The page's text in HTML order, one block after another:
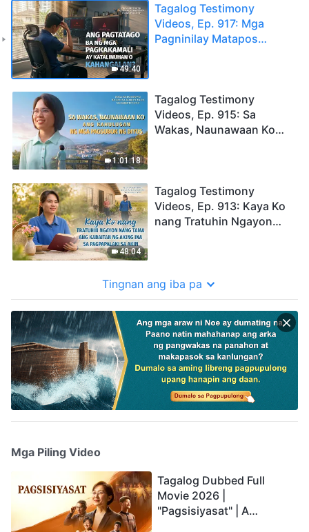
49:40
Tagalog Testimony
Videos, Ep. 917: Mga
Pagninilay Matapos
1:01:18
Tagalog Testimony
Videos, Ep. 915: Sa
Wakas, Naunawaan Ko
48:04
Tagalog Testimony
Videos, Ep. 913: Kaya Ko
nang Tratuhin Ngayon
Tingnan ang iba pa
Mga Piling Video
Tagalog Dubbed Full
Movie 2026 |
"Pagsisiyasat" | A